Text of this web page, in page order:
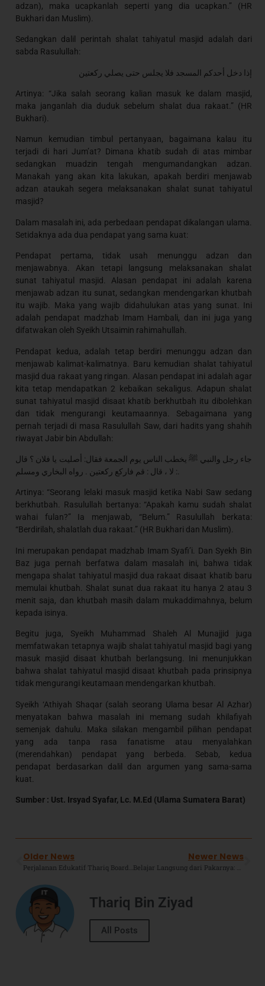
adzan), maka ucapkanlah seperti yang dia ucapkan.” (HR
Bukhari dan Muslim).
Sedangkan dalil perintah shalat tahiyatul masjid adalah dari
sabda Rasulullah:
إذا دخل أحدكم المسجد فلا يجلس حتى يصلي ركعتين
Artinya: “Jika salah seorang kalian masuk ke dalam masjid,
maka janganlah dia duduk sebelum shalat dua rakaat.” (HR
Bukhari).
Namun kemudian timbul pertanyaan, bagaimana kalau itu
terjadi di hari Jum’at? Dimana khatib sudah di atas mimbar
sedangkan muadzin tengah mengumandangkan adzan.
Manakah yang akan kita lakukan, apakah berdiri menjawab
adzan ataukah segera melaksanakan shalat sunat tahiyatul
masjid?
Dalam masalah ini, ada perbedaan pendapat dikalangan ulama.
Setidaknya ada dua pendapat yang sama kuat:
Pendapat pertama, tidak usah menunggu adzan dan
menjawabnya. Akan tetapi langsung melaksanakan shalat
sunat tahiyatul masjid. Alasan pendapat ini adalah karena
menjawab adzan itu sunat, sedangkan mendengarkan khutbah
itu wajib. Maka yang wajib didahulukan atas yang sunat. Ini
adalah pendapat madzhab Imam Hambali, dan ini juga yang
difatwakan oleh Syeikh Utsaimin rahimahullah.
Pendapat kedua, adalah tetap berdiri menunggu adzan dan
menjawab kalimat-kalimatnya. Baru kemudian shalat tahiyatul
masjid dua rakaat yang ringan. Alasan pendapat ini adalah agar
kita tetap mendapatkan 2 kebaikan sekaligus. Adapun shalat
sunat tahiyatul masjid disaat khatib berkhutbah itu dibolehkan
dan tidak mengurangi keutamaannya. Sebagaimana yang
pernah terjadi di masa Rasulullah Saw, dari hadits yang shahih
riwayat Jabir bin Abdullah:
جاء رجل والنبي ﷺ يخطب الناس يوم الجمعة فقال: أصليت يا فلان ؟ قال
Artinya: “Seorang lelaki masuk masjid ketika Nabi Saw sedang
berkhutbah. Rasulullah bertanya: “Apakah kamu sudah shalat
wahai fulan?” Ia menjawab, “Belum.” Rasulullah berkata:
“Berdirilah, shalatlah dua rakaat.” (HR Bukhari dan Muslim).
Ini merupakan pendapat madzhab Imam Syafi’i. Dan Syekh Bin
Baz juga pernah berfatwa dalam masalah ini, bahwa tidak
mengapa shalat tahiyatul masjid dua rakaat disaat khatib baru
memulai khutbah. Shalat sunat dua rakaat itu hanya 2 atau 3
menit saja, dan khutbah masih dalam mukaddimahnya, belum
kepada isinya.
Begitu juga, Syeikh Muhammad Shaleh Al Munajjid juga
memfatwakan tetapnya wajib shalat tahiyatul masjid bagi yang
masuk masjid disaat khutbah berlangsung. Ini menunjukkan
bahwa shalat tahiyatul masjid disaat khutbah pada prinsipnya
tidak mengurangi keutamaan mendengarkan khutbah.
Syeikh ‘Athiyah Shaqar (salah seorang Ulama besar Al Azhar)
menyatakan bahwa masalah ini memang sudah khilafiyah
semenjak dahulu. Maka silakan mengambil pilihan pendapat
yang ada tanpa rasa fanatisme atau menyalahkan
(merendahkan) pendapat yang berbeda. Sebab, kedua
pendapat berdasarkan dalil dan argumen yang sama-sama
kuat.
Sumber : Ust. Irsyad Syafar, Lc. M.Ed (Ulama Sumatera Barat)
Older News
Perjalanan Edukatif Thariq Boarding School Dimulai: Menggapai Mesir dalam Program Overseas to Egypt 2025
Newer News
Belajar Langsung dari Pakarnya: Santri Thariq Boarding Dalami Bahasa Arab di Markaz Thatwiir Al-Azhar
Thariq Bin Ziyad
All Posts